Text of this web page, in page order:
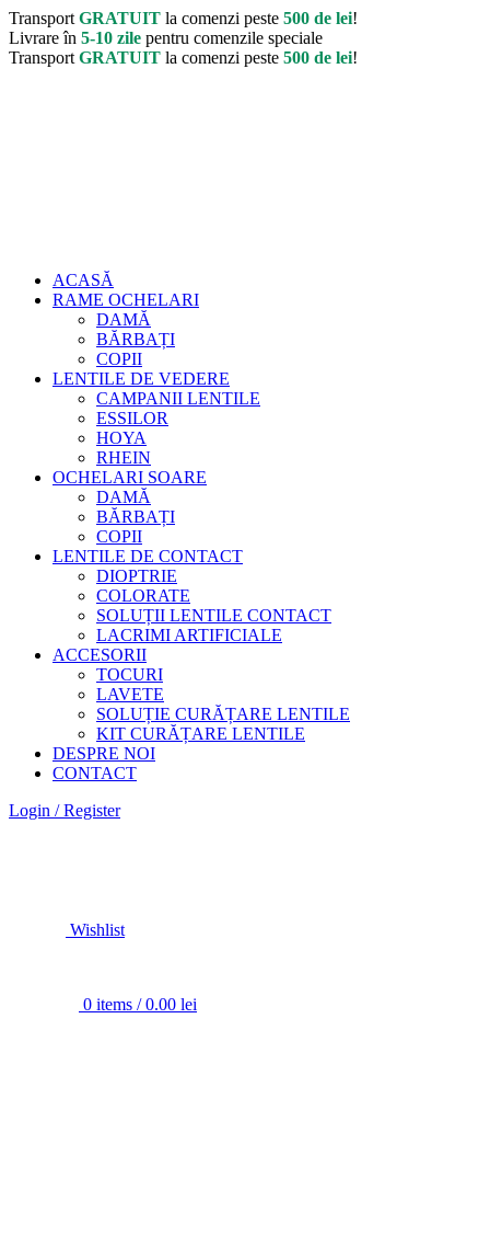
Transport GRATUIT la comenzi peste 500 de lei!
Livrare în 5-10 zile pentru comenzile speciale
Transport GRATUIT la comenzi peste 500 de lei!
ACASĂ
RAME OCHELARI
DAMĂ
BĂRBAȚI
COPII
LENTILE DE VEDERE
CAMPANII LENTILE
ESSILOR
HOYA
RHEIN
OCHELARI SOARE
DAMĂ
BĂRBAȚI
COPII
LENTILE DE CONTACT
DIOPTRIE
COLORATE
SOLUȚII LENTILE CONTACT
LACRIMI ARTIFICIALE
ACCESORII
TOCURI
LAVETE
SOLUȚIE CURĂȚARE LENTILE
KIT CURĂȚARE LENTILE
DESPRE NOI
CONTACT
Login / Register
Wishlist
0 items / 0.00 lei